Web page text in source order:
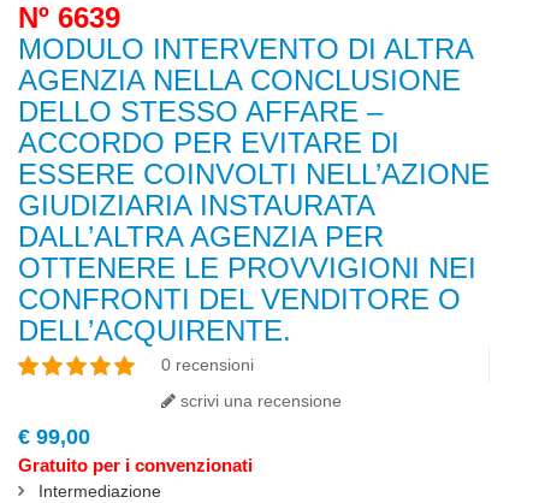
Nº 6639
MODULO INTERVENTO DI ALTRA
AGENZIA NELLA CONCLUSIONE
DELLO STESSO AFFARE –
ACCORDO PER EVITARE DI
ESSERE COINVOLTI NELL’AZIONE
GIUDIZIARIA INSTAURATA
DALL’ALTRA AGENZIA PER
OTTENERE LE PROVVIGIONI NEI
CONFRONTI DEL VENDITORE O
DELL’ACQUIRENTE.
0 recensioni
scrivi una recensione
€ 99,00
Gratuito per i convenzionati
Intermediazione